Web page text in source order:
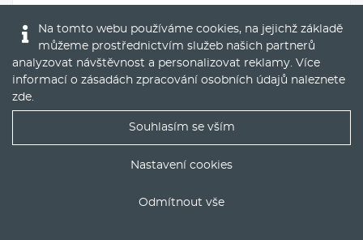
13.298 Kč
DETAIL
Skladem
Servis
Na tomto webu používáme cookies, na jejichž základě
můžeme prostřednictvím služeb našich partnerů
analyzovat návštěvnost a personalizovat reklamy. Více
informací o zásadách zpracování osobních údajů naleznete
zde.
Souhlasím se vším
Nastavení cookies
Odmítnout vše
Nejlepší nabídky operáku do Vašeho emailu